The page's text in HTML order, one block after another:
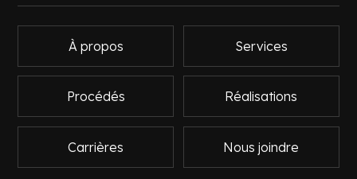
À propos Services
Procédés Réalisations
Carrières Nous joindre